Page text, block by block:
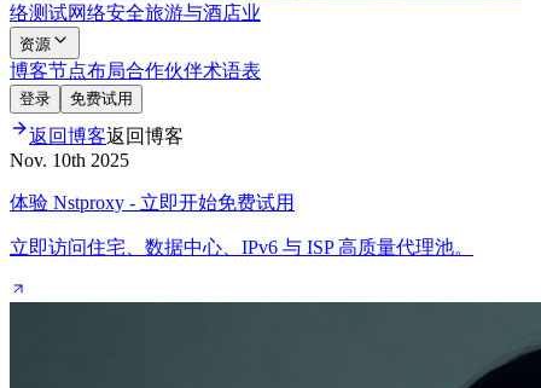
络测试网络安全旅游与酒店业
资源
博客节点布局合作伙伴术语表
登录 免费试用
返回博客返回博客
Nov. 10th 2025
体验 Nstproxy - 立即开始免费试用
立即访问住宅、数据中心、IPv6 与 ISP 高质量代理池。